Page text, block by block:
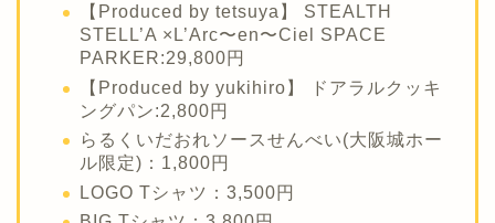
【Produced by tetsuya】 STEALTH
STELL’A ×L’Arc〜en〜Ciel SPACE
PARKER:29,800円
【Produced by yukihiro】 ドアラルクッキ
ングパン:2,800円
らるくいだおれソースせんべい(大阪城ホー
ル限定)：1,800円
LOGO Tシャツ：3,500円